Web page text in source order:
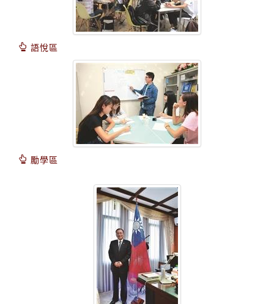
語悅區
勵學區